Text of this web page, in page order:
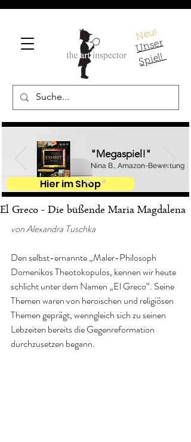
Neu!
U
ns
er
S
pi
el!
"Megaspiel!"
Nina B., Amazon-Bewertung
Hier im Shop
El Greco - Die büßende Maria Magdalena
von Alexandra Tuschka
Den selbst-ernannte „Maler-Philosoph
Domenikos Theotokopulos, kennen wir heute
schlicht unter dem Namen „El Greco“. Seine
Themen waren von heroischen und religiösen
Themen geprägt, wenngleich sich zu seinen
Lebzeiten bereits die Gegenreformation
durchzusetzen begann.